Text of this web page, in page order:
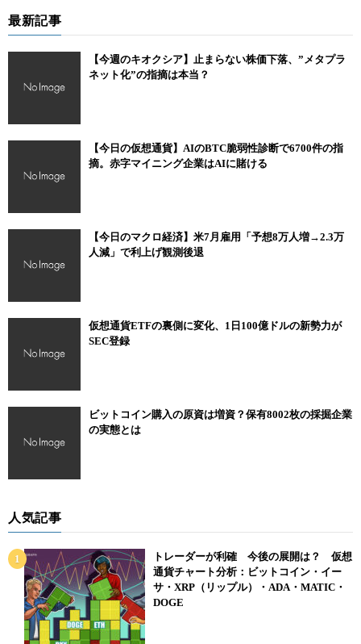
最新記事
【今週のキオクシア】止まらない株価下落、”メタプラ
ネット化”の指摘は本当？
【今日の仮想通貨】AIのBTC脆弱性診断で6700件の指
摘。赤字マイニング企業はAIに賭ける
【今日のマクロ経済】米7月雇用「予想8万人増→2.3万
人減」で利上げ観測後退
仮想通貨ETFの裏側に変化、1日100億ドルの新勢力が
SEC登録
ビットコイン購入の原資は増資？保有8002枚の採掘企業
の実態とは
人気記事
トレーダーが利確 今後の展開は？ 仮想
通貨チャート分析：ビットコイン・イー
サ・XRP（リップル）・ADA・MATIC・
DOGE